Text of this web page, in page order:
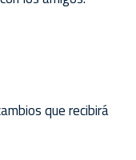
que recibirá